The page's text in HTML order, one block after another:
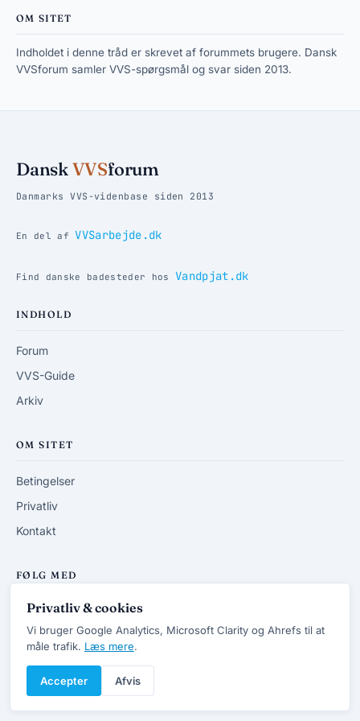
OM SITET
Indholdet i denne tråd er skrevet af forummets brugere. Dansk
VVSforum samler VVS-spørgsmål og svar siden 2013.
DanskVVSforum
Danmarks VVS-videnbase siden 2013
En del af VVSarbejde.dk
Find danske badesteder hos Vandpjat.dk
INDHOLD
Forum
VVS-Guide
Arkiv
OM SITET
Betingelser
Privatliv
Kontakt
FØLG MED
RSS-feed
© 2013-2026 DanskVVSforum.dk
Privatliv & cookies
Vi bruger Google Analytics, Microsoft Clarity og Ahrefs til at
måle trafik. Læs mere.
Accepter Afvis